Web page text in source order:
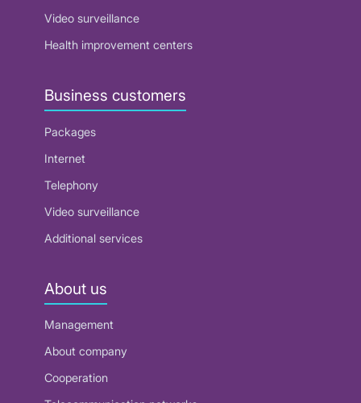
Video surveillance
Health improvement centers
Business customers
Packages
Internet
Telephony
Video surveillance
Additional services
About us
Management
About company
Cooperation